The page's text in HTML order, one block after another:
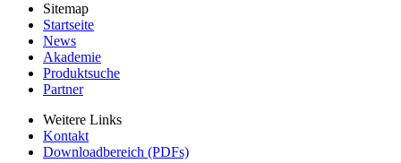
Sitemap
Startseite
News
Akademie
Produktsuche
Partner
Weitere Links
Kontakt
Downloadbereich (PDFs)